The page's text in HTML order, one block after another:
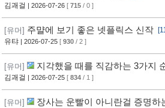
김괘걸 | 2026-07-26 [ 715 / 0 ]
[유머] 주먈에 보기 좋은 넷플릭스 신작
유탸 | 2026-07-25 [ 930 / 2 ]
[유머] 지각했을 때를 직감하는 3가지
김괘걸 | 2026-07-25 [ 834 / 1 ]
[유머]
장사는 운빨이 아니란걸 증명하